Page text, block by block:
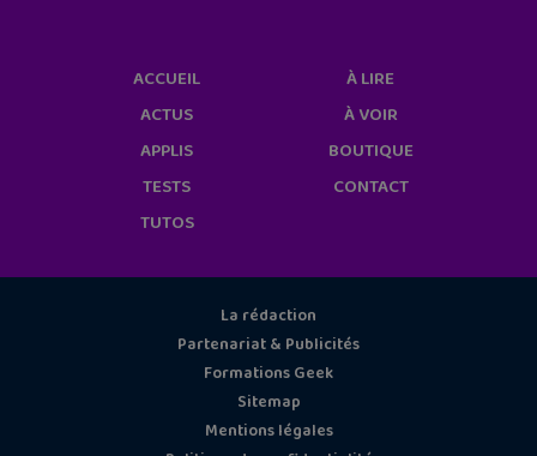
ACCUEIL
ACTUS
APPLIS
TESTS
TUTOS
À LIRE
À VOIR
BOUTIQUE
CONTACT
La rédaction
Partenariat & Publicités
Formations Geek
Sitemap
Mentions légales